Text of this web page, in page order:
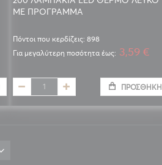
ΜΕ ΠΡΟΓΡΑΜΜΑ
Πόντοι που κερδίζεις: 898
Για μεγαλύτερη ποσότητα έως: 3,59 €
ΠΡΟΣΘΉΚΗ